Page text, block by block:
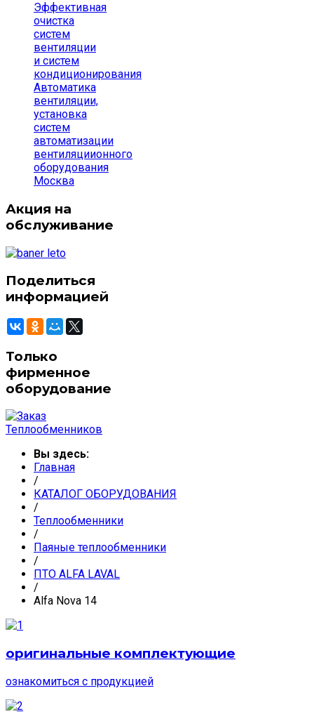
Эффективная
очистка
систем
вентиляции
и систем
кондиционирования
Автоматика
вентиляции,
установка
систем
автоматизации
вентиляциионного
оборудования
Москва
Акция на
обслуживание
Поделиться
информацией
Только
фирменное
оборудование
Вы здесь:
Главная
/
КАТАЛОГ ОБОРУДОВАНИЯ
/
Теплообменники
/
Паяные теплообменники
/
ПТО ALFA LAVAL
/
Alfa Nova 14
оригинальные комплектующие
ознакомиться с продукцией